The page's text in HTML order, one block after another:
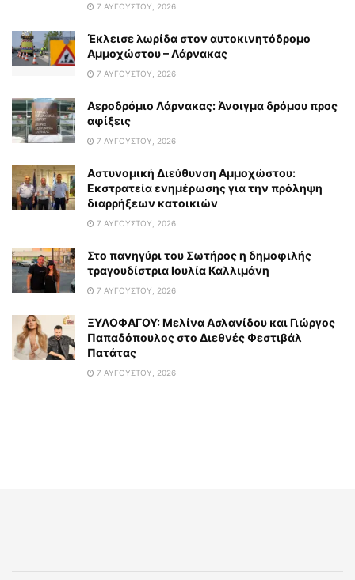
7 ΑΥΓΟΎΣΤΟΥ, 2026
Έκλεισε λωρίδα στον αυτοκινητόδρομο
Αμμοχώστου – Λάρνακας
7 ΑΥΓΟΎΣΤΟΥ, 2026
Αεροδρόμιο Λάρνακας: Άνοιγμα δρόμου προς
αφίξεις
7 ΑΥΓΟΎΣΤΟΥ, 2026
Αστυνομική Διεύθυνση Αμμοχώστου:
Εκστρατεία ενημέρωσης για την πρόληψη
διαρρήξεων κατοικιών
7 ΑΥΓΟΎΣΤΟΥ, 2026
Στο πανηγύρι του Σωτήρος η δημοφιλής
τραγουδίστρια Ιουλία Καλλιμάνη
7 ΑΥΓΟΎΣΤΟΥ, 2026
ΞΥΛΟΦΑΓΟΥ: Μελίνα Ασλανίδου και Γιώργος
Παπαδόπουλος στο Διεθνές Φεστιβάλ
Πατάτας
7 ΑΥΓΟΎΣΤΟΥ, 2026